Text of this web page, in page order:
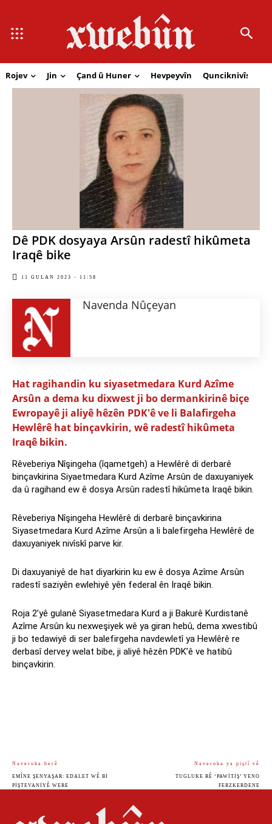
Rojev Jin Çand û Huner Hevpeyvîn Qunciknivîs
Dê PDK dosyaya Arsûn radestî hikûmeta
Iraqê bike
11 GULAN 2023 - 11:58
Navenda Nûçeyan
Hat ragihandin ku siyasetmedara Kurd Azîme
Arsûn a dema ku dixwest ji bo dermankirinê biçe
Ewropayê ji aliyê hêzên PDK'ê ve li Balafirgeha
Hewlêrê hat binçavkirin, wê radestî hikûmeta
Iraqê bikin.
Rêveberiya Nîşingeha (îqametgeh) a Hewlêrê di derbarê
binçavkirina Siyaetmedara Kurd Azîme Arsûn de daxuyaniyek
da û ragihand ew ê dosya Arsûn radestî hikûmeta Iraqê bikin.
Rêveberiya Nîşingeha Hewlêrê di derbarê binçavkirina
Siyasetmedara Kurd Azîme Arsûn a li balefirgeha Hewlêrê de
daxuyaniyek nivîskî parve kir.
Di daxuyaniyê de hat diyarkirin ku ew ê dosya Azîme Arsûn
radestî saziyên ewlehiyê yên federal ên Iraqê bikin.
Roja 2’yê gulanê Siyasetmedara Kurd a ji Bakurê Kurdistanê
Azîme Arsûn ku nexweşiyek wê ya giran hebû, dema xwestibû
ji bo tedawiyê di ser balefirgeha navdewletî ya Hewlêrê re
derbasî dervey welat bibe, ji aliyê hêzên PDK’ê ve hatibû
binçavkirin.
Naveroka berê
EMÎNE ŞENYAŞAR: EDALET WÊ BI
PIŞTEVANIYÊ WERE
Naveroka ya piştî vê
TUGLUKE RÊ ‘PAWITIŞ’ YENO
FERZKERDENE